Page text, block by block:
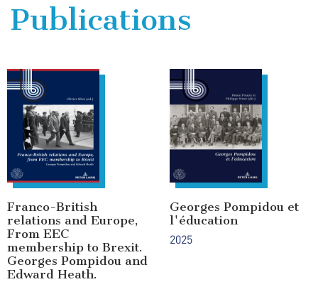
Publications
Franco-British
relations and Europe,
From EEC
membership to Brexit.
Georges Pompidou and
Edward Heath.
Georges Pompidou et
l'éducation
2025